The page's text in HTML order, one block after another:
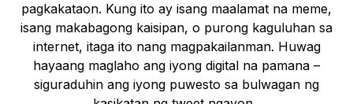
pagkakataon. Kung ito ay isang maalamat na meme,
isang makabagong kaisipan, o purong kaguluhan sa
internet, itaga ito nang magpakailanman. Huwag
hayaang maglaho ang iyong digital na pamana –
siguraduhin ang iyong puwesto sa bulwagan ng